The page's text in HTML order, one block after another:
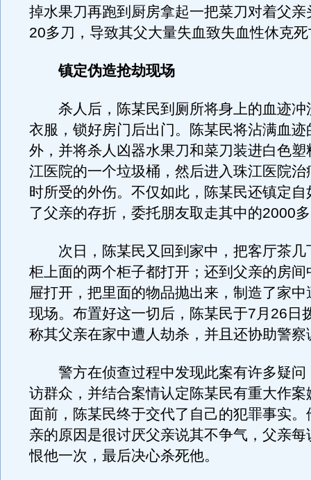
掉水果刀再跑到厨房拿起一把菜刀对着父亲
20多刀，导致其父大量失血致失血性休克
镇定伪造抢劫现场
杀人后，陈某民到厕所将身上的血迹冲
衣服，锁好房门后出门。陈某民将沾满血迹
外，并将杀人凶器水果刀和菜刀装进白色塑
江医院的一个垃圾桶，然后进入珠江医院治
时所受的外伤。不仅如此，陈某民还镇定自
了父亲的存折，委托朋友取走其中的2000
次日，陈某民又回到家中，把客厅茶几
柜上面的两个柜子都打开；还到父亲的房间
屉打开，把里面的物品抛出来，制造了家
现场。布置好这一切后，陈某民于7月26日
称其父亲在家中遭人劫杀，并且还协助警察
警方在侦查过程中发现此案有许多疑问
访群众，并结合案情认定陈某民有重大作案
面前，陈某民终于交代了自己的犯罪事实。
亲的原因是很讨厌父亲说其不争气，父亲每
恨他一次，最后决心杀死他。